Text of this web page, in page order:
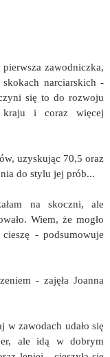
zawodniczka,
narciarskich -
się to do rozwoju
kraju i coraz więcej
uzyskując 70,5 oraz
do stylu jej prób...
na skoczni, ale
Wiem, że mogło
- podsumowuje
- zajęła Joanna
w zawodach udało się
ale idą w dobrym